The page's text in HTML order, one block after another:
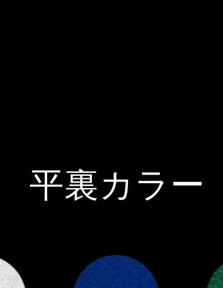
平裏カラー